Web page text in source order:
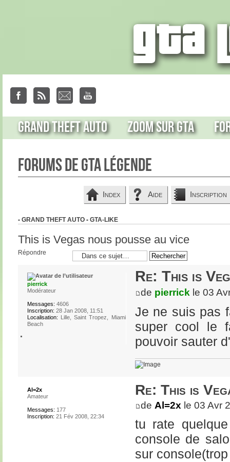
Grand Theft Auto Zoom sur GTA
Forums de GTA Légende
Index Aide Inscription
- GRAND THEFT AUTO - GTA-LIKE
This is Vegas nous pousse au vice
Répondre
Re: This is
de pierrickle 03
Je ne suis pas
super cool le
pouvoir sauter
pierrick
Modérateur
Messages: 4606
Inscription: 28 Jan 2008, 11:51
Localisation: Lille, Saint Tropez, Miami
Beach
Re: This is
de Al=2x le 03 Avr
tu rate
console de
sur
Al=2x
Amateur
Messages: 177
Inscription: 21 Fév 2008, 22:34